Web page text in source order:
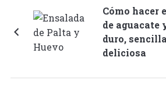
Cómo hacer
de aguacate
duro,
deliciosa